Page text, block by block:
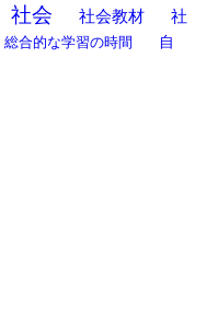
社会 社会教材
社
総合的な学習の時間
自